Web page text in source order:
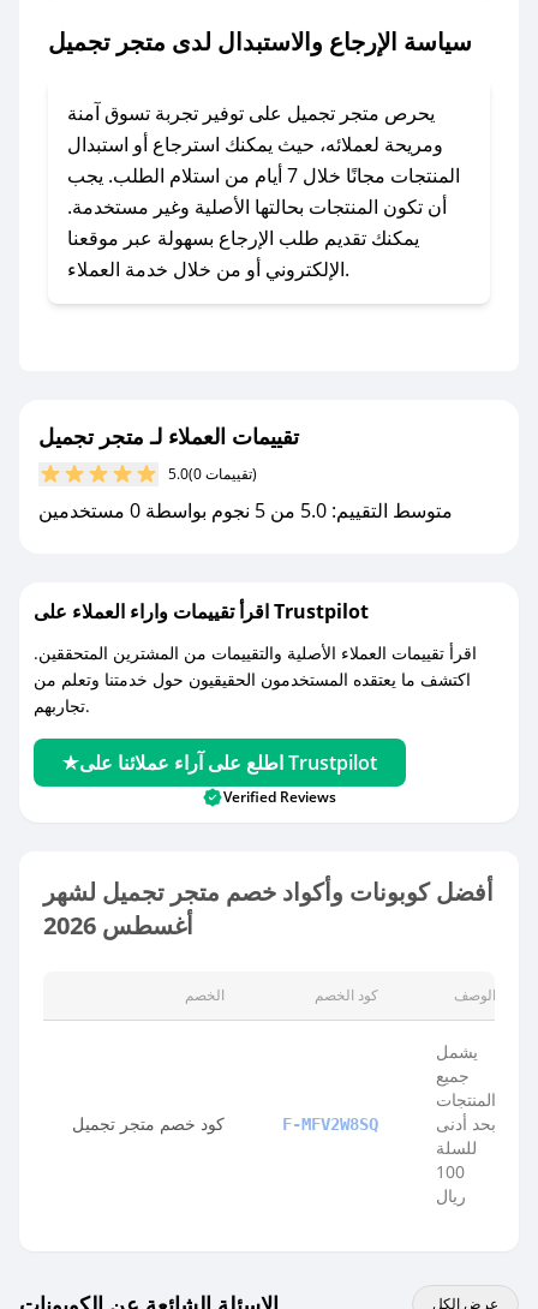
مراسلتنا مباشرة وسنعمل على توفير الكوبونات في
### كيف تحصل على كوبونات خصم حصرية من
متجر تجميل؟
للحصول على كوبونات وخصومات حصرية، قم بما
يلي:
- اضغط على أيقونة متابعة لمتجر متجر تجميل في
مع صحصح، تسوق بذكاء ووفّر على كل مشترياتك مع
كوبونات خصم حصرية من متجر تجميل!
سياسة الإرجاع والاستبدال لدى متجر تجميل
يحرص متجر تجميل على توفير تجربة تسوق آمنة
ومريحة لعملائه، حيث يمكنك استرجاع أو استبدال
المنتجات مجانًا خلال 7 أيام من استلام الطلب. يجب
أن تكون المنتجات بحالتها الأصلية وغير مستخدمة.
يمكنك تقديم طلب الإرجاع بسهولة عبر موقعنا
الإلكتروني أو من خلال خدمة العملاء.
تقييمات العملاء لـ متجر تجميل
5.0 (0 تقييمات)
متوسط التقييم: 5.0 من 5 نجوم بواسطة 0 مستخدمين
اقرأ تقييمات واراء العملاء على Trustpilot
اقرأ تقييمات العملاء الأصلية والتقييمات من المشترين المتحققين.
اكتشف ما يعتقده المستخدمون الحقيقيون حول خدمتنا وتعلم من
تجاربهم.
اطلع على آراء عملائنا على Trustpilot
Verified Reviews
أفضل كوبونات وأكواد خصم متجر تجميل لشهر
أغسطس 2026
الخصم كود الخصم الوصف
كود خصم متجر تجميل F-MFV2W8SQ
يشمل
جميع
المنتجات
بحد أدنى
للسلة
100
ريال
عرض الكل